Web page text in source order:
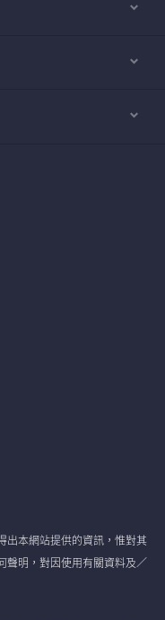
出本網站提供的資訊，惟對其
聲明，對因使用有關資料及／